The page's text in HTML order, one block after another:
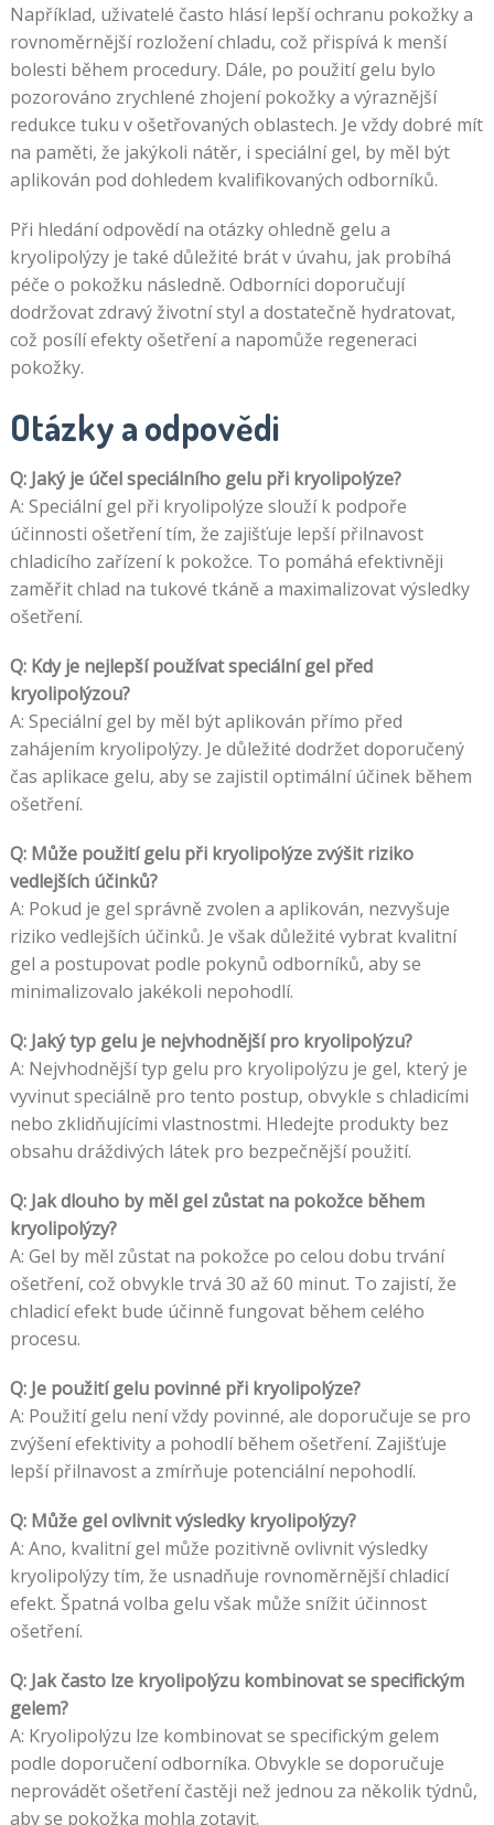
Například, uživatelé často hlásí lepší ochranu pokožky a
rovnoměrnější rozložení chladu, což přispívá k menší
bolesti během procedury. Dále, po použití gelu bylo
pozorováno zrychlené zhojení pokožky a výraznější
redukce tuku v ošetřovaných oblastech. Je vždy dobré mít
na paměti, že jakýkoli nátěr, i speciální gel, by měl být
aplikován pod dohledem kvalifikovaných odborníků.
Při hledání odpovědí na otázky ohledně gelu a
kryolipolýzy je také důležité brát v úvahu, jak probíhá
péče o pokožku následně. Odborníci doporučují
dodržovat zdravý životní styl a dostatečně hydratovat,
což posílí efekty ošetření a napomůže regeneraci
pokožky.
Otázky a odpovědi
Q: Jaký je účel speciálního gelu při kryolipolýze?
A: Speciální gel při kryolipolýze slouží k podpoře
účinnosti ošetření tím, že zajišťuje lepší přilnavost
chladicího zařízení k pokožce. To pomáhá efektivněji
zaměřit chlad na tukové tkáně a maximalizovat výsledky
ošetření.
Q: Kdy je nejlepší používat speciální gel před
kryolipolýzou?
A: Speciální gel by měl být aplikován přímo před
zahájením kryolipolýzy. Je důležité dodržet doporučený
čas aplikace gelu, aby se zajistil optimální účinek během
ošetření.
Q: Může použití gelu při kryolipolýze zvýšit riziko
vedlejších účinků?
A: Pokud je gel správně zvolen a aplikován, nezvyšuje
riziko vedlejších účinků. Je však důležité vybrat kvalitní
gel a postupovat podle pokynů odborníků, aby se
minimalizovalo jakékoli nepohodlí.
Q: Jaký typ gelu je nejvhodnější pro kryolipolýzu?
A: Nejvhodnější typ gelu pro kryolipolýzu je gel, který je
vyvinut speciálně pro tento postup, obvykle s chladicími
nebo zklidňujícími vlastnostmi. Hledejte produkty bez
obsahu dráždivých látek pro bezpečnější použití.
Q: Jak dlouho by měl gel zůstat na pokožce během
kryolipolýzy?
A: Gel by měl zůstat na pokožce po celou dobu trvání
ošetření, což obvykle trvá 30 až 60 minut. To zajistí, že
chladicí efekt bude účinně fungovat během celého
procesu.
Q: Je použití gelu povinné při kryolipolýze?
A: Použití gelu není vždy povinné, ale doporučuje se pro
zvýšení efektivity a pohodlí během ošetření. Zajišťuje
lepší přilnavost a zmírňuje potenciální nepohodlí.
Q: Může gel ovlivnit výsledky kryolipolýzy?
A: Ano, kvalitní gel může pozitivně ovlivnit výsledky
kryolipolýzy tím, že usnadňuje rovnoměrnější chladicí
efekt. Špatná volba gelu však může snížit účinnost
ošetření.
Q: Jak často lze kryolipolýzu kombinovat se specifickým
gelem?
A: Kryolipolýzu lze kombinovat se specifickým gelem
podle doporučení odborníka. Obvykle se doporučuje
neprovádět ošetření častěji než jednou za několik týdnů,
aby se pokožka mohla zotavit.